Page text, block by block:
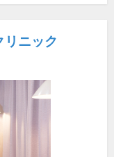
リニック